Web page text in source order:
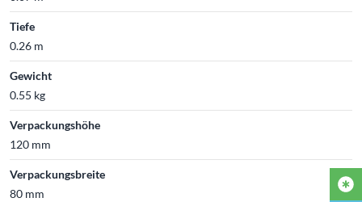
Tiefe
0.26 m
Gewicht
0.55 kg
Verpackungshöhe
120 mm
Verpackungsbreite
80 mm